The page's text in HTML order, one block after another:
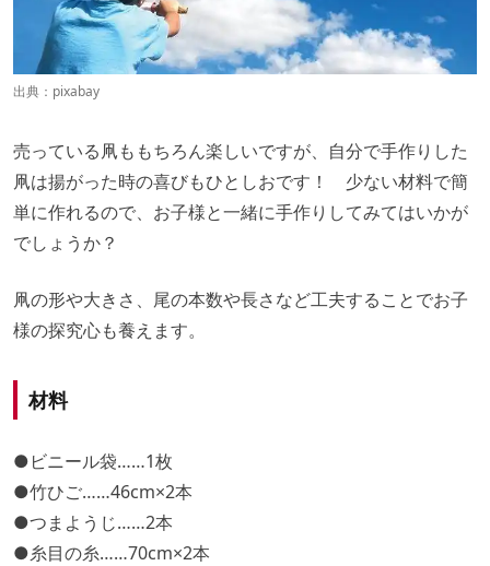
出典： pixabay
売っている凧ももちろん楽しいですが、自分で手作りした
凧は揚がった時の喜びもひとしおです！ 少ない材料で簡
単に作れるので、お子様と一緒に手作りしてみてはいかが
でしょうか？
凧の形や大きさ、尾の本数や長さなど工夫することでお子
様の探究心も養えます。
材料
●ビニール袋……1枚
●竹ひご……46cm×2本
●つまようじ……2本
●糸目の糸……70cm×2本